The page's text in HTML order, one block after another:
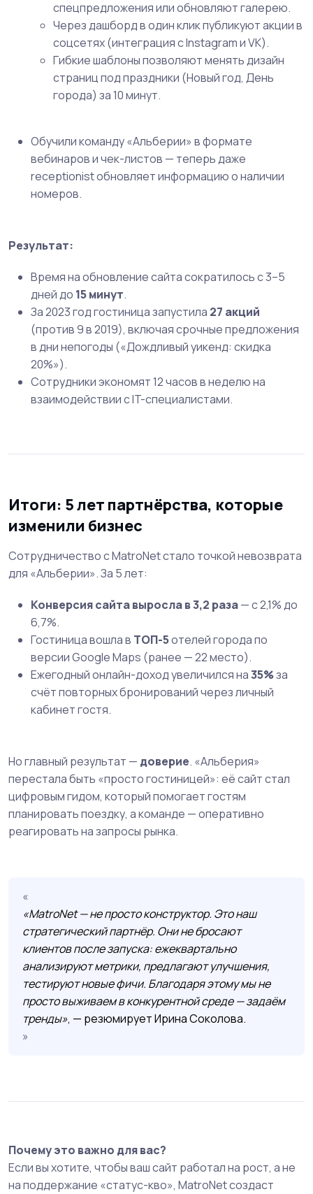
спецпредложения или обновляют галерею.
Через дашборд в один клик публикуют акции в
соцсетях (интеграция с Instagram и VK).
Гибкие шаблоны позволяют менять дизайн
страниц под праздники (Новый год, День
города) за 10 минут.
Обучили команду «Альберии» в формате
вебинаров и чек-листов — теперь даже
receptionist обновляет информацию о наличии
номеров.
Результат:
Время на обновление сайта сократилось с 3–5
дней до 15 минут.
За 2023 год гостиница запустила 27 акций
(против 9 в 2019), включая срочные предложения
в дни непогоды («Дождливый уикенд: скидка
20%»).
Сотрудники экономят 12 часов в неделю на
взаимодействии с IT-специалистами.
Итоги: 5 лет партнёрства, которые
изменили бизнес
Сотрудничество с MatroNet стало точкой невозврата
для «Альберии». За 5 лет:
Конверсия сайта выросла в 3,2 раза— с 2,1% до
6,7%.
Гостиница вошла в ТОП-5отелей города по
версии Google Maps (ранее — 22 место).
Ежегодный онлайн-доход увеличился на35%за
счёт повторных бронирований через личный
кабинет гостя.
Но главный результат — доверие. «Альберия»
перестала быть «просто гостиницей»: её сайт стал
цифровым гидом, который помогает гостям
планировать поездку, а команде — оперативно
реагировать на запросы рынка.
«MatroNet — не просто конструктор. Это наш
стратегический партнёр. Они не бросают
клиентов после запуска: ежеквартально
анализируют метрики, предлагают улучшения,
тестируют новые фичи. Благодаря этому мы не
просто выживаем в конкурентной среде — задаём
тренды», — резюмирует Ирина Соколова.
Почему это важно для вас?
Если вы хотите, чтобы ваш сайт работал на рост, а не
на поддержание «статус-кво», MatroNet создаст